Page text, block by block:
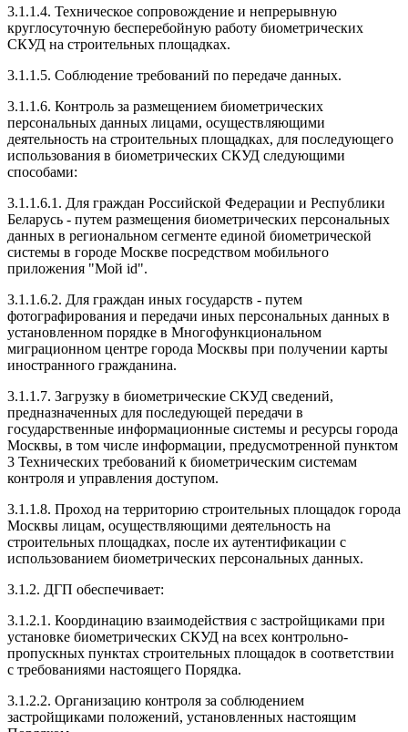
3.1.1.4. Техническое сопровождение и непрерывную
круглосуточную бесперебойную работу биометрических
СКУД на строительных площадках.
3.1.1.5. Соблюдение требований по передаче данных.
3.1.1.6. Контроль за размещением биометрических
персональных данных лицами, осуществляющими
деятельность на строительных площадках, для последующего
использования в биометрических СКУД следующими
способами:
3.1.1.6.1. Для граждан Российской Федерации и Республики
Беларусь - путем размещения биометрических персональных
данных в региональном сегменте единой биометрической
системы в городе Москве посредством мобильного
приложения "Мой id".
3.1.1.6.2. Для граждан иных государств - путем
фотографирования и передачи иных персональных данных в
установленном порядке в Многофункциональном
миграционном центре города Москвы при получении карты
иностранного гражданина.
3.1.1.7. Загрузку в биометрические СКУД сведений,
предназначенных для последующей передачи в
государственные информационные системы и ресурсы города
Москвы, в том числе информации, предусмотренной пунктом
3 Технических требований к биометрическим системам
контроля и управления доступом.
3.1.1.8. Проход на территорию строительных площадок города
Москвы лицам, осуществляющими деятельность на
строительных площадках, после их аутентификации с
использованием биометрических персональных данных.
3.1.2. ДГП обеспечивает:
3.1.2.1. Координацию взаимодействия с застройщиками при
установке биометрических СКУД на всех контрольно-
пропускных пунктах строительных площадок в соответствии
с требованиями настоящего Порядка.
3.1.2.2. Организацию контроля за соблюдением
застройщиками положений, установленных настоящим